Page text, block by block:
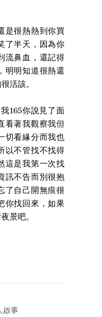
是很熱熱到你買
了半天，因為你
流鼻血，還記得
明明知道很熱還
活該。
165你說見了面
看著我觀察我但
切看緣分而我也
以不管找不找得
這是我第一次找
訊不告而別很抱
了自己開無痕很
你找回來，如果
景吧。
啟事